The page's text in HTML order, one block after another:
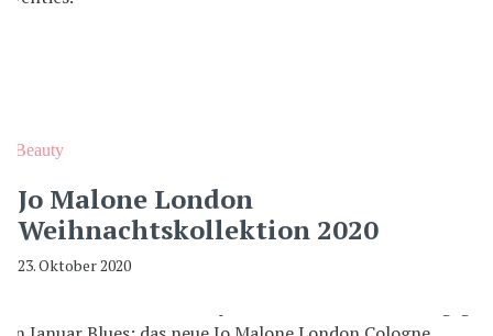
Beauty
Jo Malone London
Weihnachtskollektion 2020
23. Oktober 2020